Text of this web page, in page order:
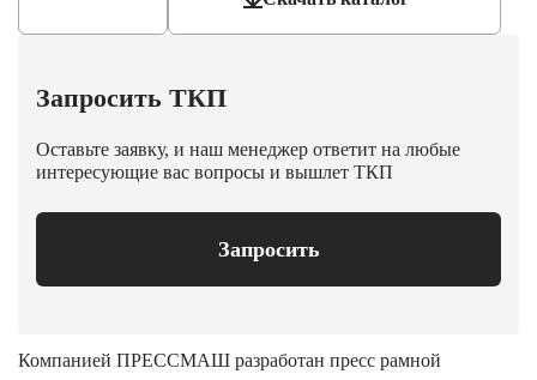
Запросить ТКП
Оставьте заявку, и наш менеджер ответит на любые
интересующие вас вопросы и вышлет ТКП
Запросить
Компанией ПРЕССМАШ разработан пресс рамной